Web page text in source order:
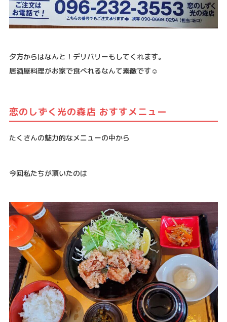
夕方からはなんと！デリバリーもしてくれます。
居酒屋料理がお家で食べれるなんて素敵です☺️
恋のしずく光の森店 おすすメニュー
たくさんの魅力的なメニューの中から
今回私たちが頂いたのは